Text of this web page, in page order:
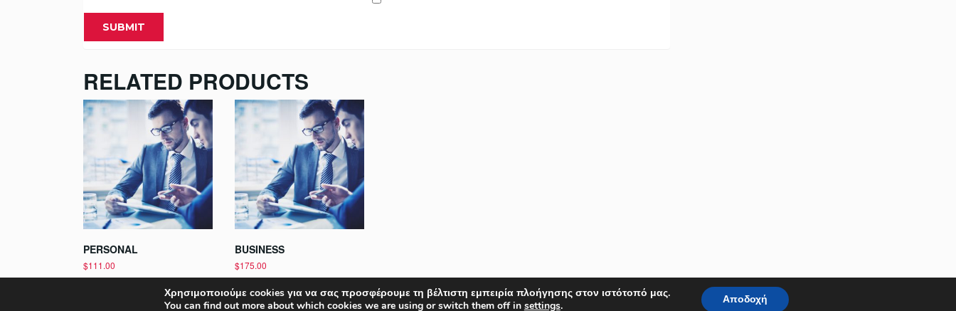
RELATED PRODUCTS
PERSONAL
$111.00
BUSINESS
$175.00
Register
Χρησιμοποιούμε cookies για να σας προσφέρουμε τη βέλτιστη εμπειρία πλοήγησης στον ιστότοπό μας.
You can find out more about which cookies we are using or switch them off in settings. Αποδοχή